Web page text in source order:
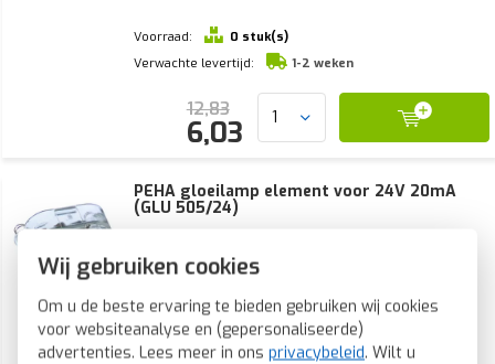
Wij gebruiken cookies
Om u de beste ervaring te bieden gebruiken wij cookies
voor websiteanalyse en (gepersonaliseerde)
advertenties. Lees meer in ons privacybeleid. Wilt u
Voorraad:
0 stuk(s)
Verwachte levertijd:
1-2 weken
12,83
6,03
PEHA gloeilamp element voor 24V 20mA
(GLU 505/24)
schakelaars/-pulsdrukkers met insteekklemmen, 24V,
20mA.
Voorraad:
0 stuk(s)
Verwachte levertijd:
1-2 weken